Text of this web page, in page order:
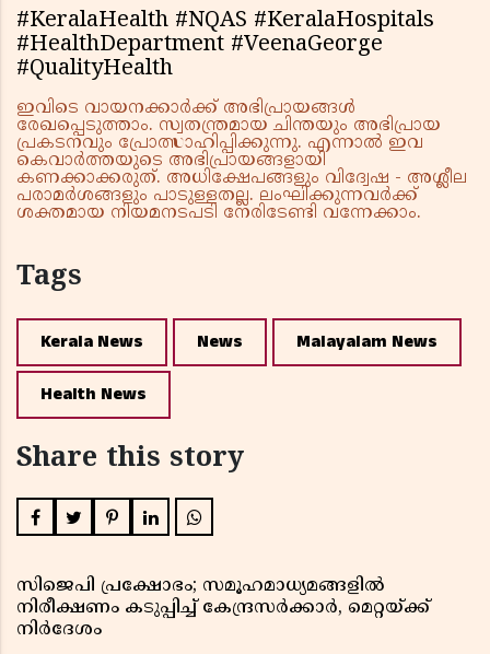
#KeralaHealth #NQAS #KeralaHospitals
#HealthDepartment #VeenaGeorge
#QualityHealth
ഇവിടെ വായനക്കാർക്ക് അഭിപ്രായങ്ങൾ
രേഖപ്പെടുത്താം. സ്വതന്ത്രമായ ചിന്തയും അഭിപ്രായ
പ്രകടനവും പ്രോത്സാഹിപ്പിക്കുന്നു. എന്നാൽ ഇവ
കെവാർത്തയുടെ അഭിപ്രായങ്ങളായി
കണക്കാക്കരുത്. അധിക്ഷേപങ്ങളും വിദ്വേഷ - അശ്ലീല
പരാമർശങ്ങളും പാടുള്ളതല്ല. ലംഘിക്കുന്നവർക്ക്
ശക്തമായ നിയമനടപടി നേരിടേണ്ടി വന്നേക്കാം.
Tags
Kerala News News Malayalam News
Health News
Share this story
സിജെപി പ്രക്ഷോഭം; സമൂഹമാധ്യമങ്ങളിൽ
നിരീക്ഷണം കടുപ്പിച്ച് കേന്ദ്രസർക്കാർ, മെറ്റയ്ക്ക്
നിർദേശം